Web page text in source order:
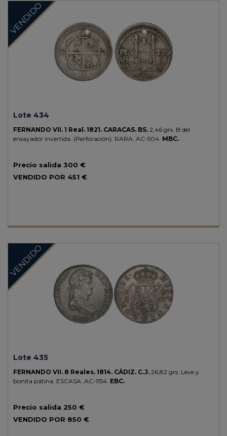
VENDIDO
Lote 434
FERNANDO VII. 1 Real. 1821. CARACAS. BS. 2,46 grs. B del
ensayador invertida. (Perforación). RARA. AC-504. MBC.
Precio salida 300 €
VENDIDO POR 451 €
VENDIDO
Lote 435
FERNANDO VII. 8 Reales. 1814. CÁDIZ. C.J. 26,82 grs. Leve y
bonita pátina. ESCASA. AC-1154. EBC.
Precio salida 250 €
VENDIDO POR 850 €